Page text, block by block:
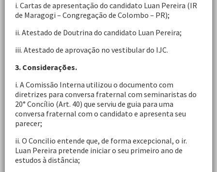
i. Cartas de apresentação do candidato Luan Pereira (IR
de Maragogi – Congregação de Colombo – PR);
ii. Atestado de Doutrina do candidato Luan Pereira;
iii. Atestado de aprovação no vestibular do IJC.
3. Considerações.
i. A Comissão Interna utilizou o documento com
diretrizes para conversa fraternal com seminaristas do
20° Concílio (Art. 40) que serviu de guia para uma
conversa fraternal com o candidato e apresenta seu
parecer;
ii. O Concilio entende que, de forma excepcional, o ir.
Luan Pereira pretende iniciar o seu primeiro ano de
estudos à distância;